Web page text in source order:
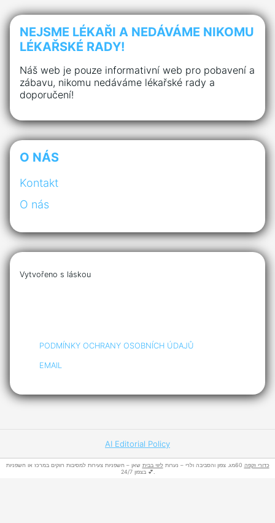
NEJSME LÉKAŘI A NEDÁVÁME NIKOMU
LÉKAŘSKÉ RADY!
Náš web je pouze informativní web pro pobavení a
zábavu, nikomu nedáváme lékařské rady a
doporučení!
O NÁS
Kontakt
O nás
Vytvořeno s láskou
PODMÍNKY OCHRANY OSOBNÍCH ÚDAJŮ
EMAIL
AI Editorial Policy
כדורי זקפה ליווי בבית שאן – חשפניות צעירות למסיבות רווקים במרכז או חשפניות
בצפון 24/7 💕.